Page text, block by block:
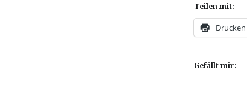
Teilen mit:
Drucken
Gefällt mir: